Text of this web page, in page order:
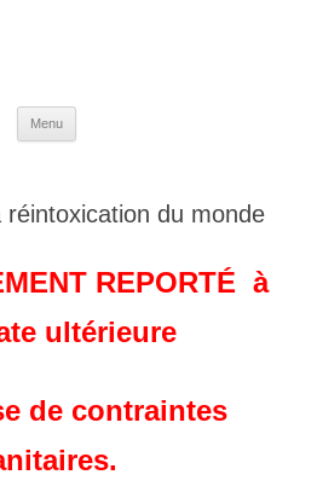
Menu
du monde
REPORTÉ à
ultérieure
de contraintes